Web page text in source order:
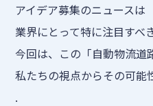
アイデア募集のニュースは
業界にとって特に注目すべ
今回は、この「自動物流道
私たちの視点からその可能
.